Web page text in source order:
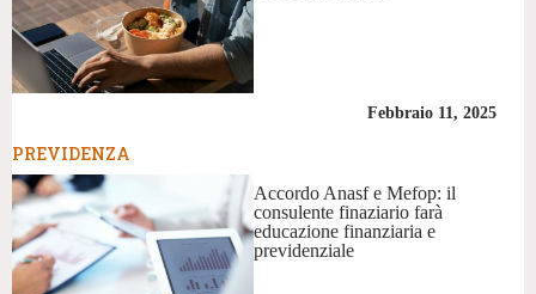
Febbraio 11, 2025
PREVIDENZA
Accordo Anasf e Mefop: il
consulente finaziario farà
educazione finanziaria e
previdenziale